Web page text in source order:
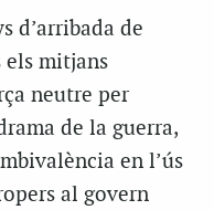
d’arribada de
els mitjans
neutre per
de la guerra,
en l’ús
al govern